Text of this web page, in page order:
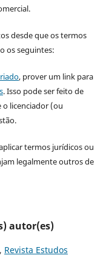
desde que os termos
os seguintes:
, prover um link para
. Isso pode ser feito de
licenciador (ou
termos jurídicos ou
legalmente outros de
autor(es)
, Revista Estudos